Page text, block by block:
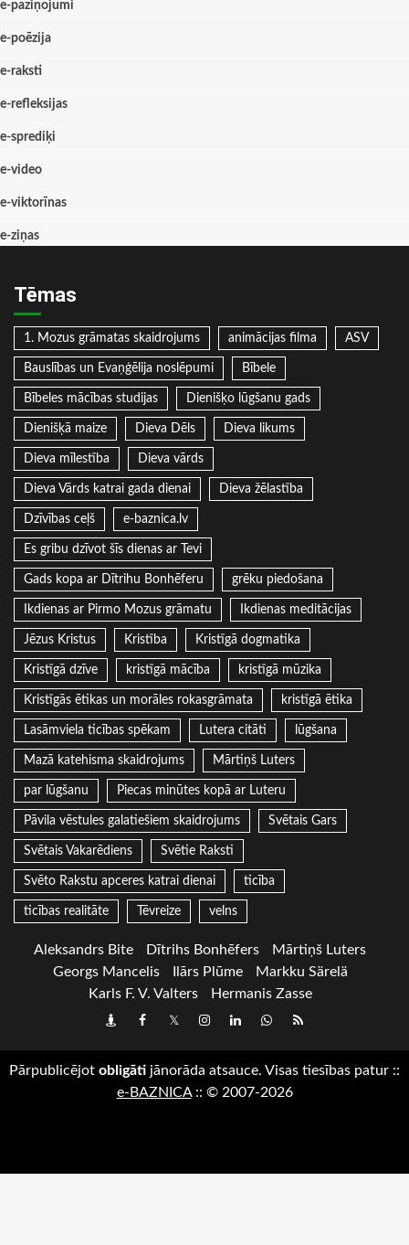
e-paziņojumi
e-poēzija
e-raksti
e-refleksijas
e-sprediķi
e-video
e-viktorīnas
e-ziņas
Tēmas
1. Mozus grāmatas skaidrojums animācijas filma ASV
Bauslības un Evaņģēlija noslēpumi Bībele
Bībeles mācības studijas Dienišķo lūgšanu gads
Dienišķā maize Dieva Dēls Dieva likums
Dieva mīlestība Dieva vārds
Dieva Vārds katrai gada dienai Dieva žēlastība
Dzīvības ceļš e-baznica.lv
Es gribu dzīvot šīs dienas ar Tevi
Gads kopa ar Dītrihu Bonhēferu grēku piedošana
Ikdienas ar Pirmo Mozus grāmatu Ikdienas meditācijas
Jēzus Kristus Kristība Kristīgā dogmatika
Kristīgā dzīve kristīgā mācība kristīgā mūzika
Kristīgās ētikas un morāles rokasgrāmata kristīgā ētika
Lasāmviela ticības spēkam Lutera citāti lūgšana
Mazā katehisma skaidrojums Mārtiņš Luters
par lūgšanu Piecas minūtes kopā ar Luteru
Pāvila vēstules galatiešiem skaidrojums Svētais Gars
Svētais Vakarēdiens Svētie Raksti
Svēto Rakstu apceres katrai dienai ticība
ticības realitāte Tēvreize velns
Aleksandrs Bite Dītrihs Bonhēfers
Mārtiņš Luters
Georgs Mancelis
Ilārs Plūme
Markku Särelä
Karls F. V. Valters
Hermanis Zasse
DraugiemFacebook
TwitterInstagram
LinkedInwhatsapp
RSS
Pārpublicējot obligāti jānorāda atsauce. Visas tiesības patur ::
e-BAZNICA:: © 2007-2026